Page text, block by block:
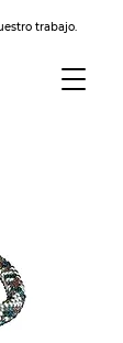
trabajo.